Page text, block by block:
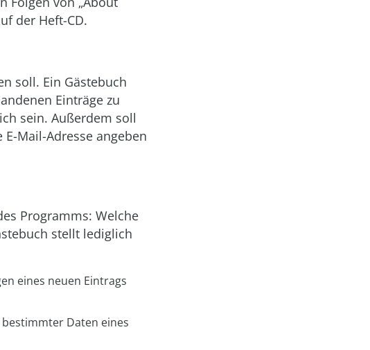
der Heft-CD.
soll. Ein Gästebuch
Einträge zu
sein. Außerdem soll
Mail-Adresse angeben
Programms: Welche
stellt lediglich
eines neuen Eintrags
Daten eines